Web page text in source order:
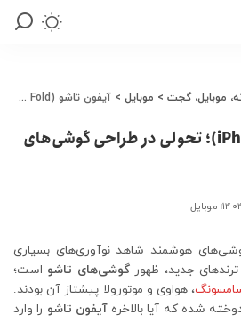
موبایل، گجت > موبایل > آیفون تاشو (iPhone Fold)؛ تحولی در طراحی گوشی‌های اپل
آیفون تاشو (iPhone Fold)؛ تحولی در طراحی گوشی‌های
موبایل
هوشمند شاهد نوآوری‌های بسیاری
جدید، ظهورگوشی‌های تاشو است؛
، هواوی و موتورولا پیشتاز آن بودند.
شده که آیا بالاخرهآیفون تاشو را وارد